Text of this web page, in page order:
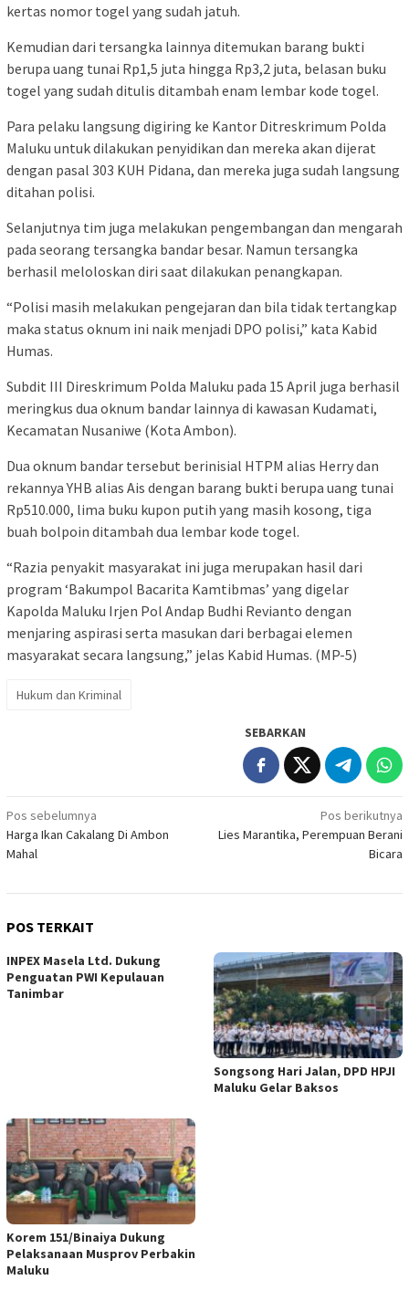
kertas nomor togel yang sudah jatuh.
Kemudian dari tersangka lainnya ditemukan barang bukti
berupa uang tunai Rp1,5 juta hingga Rp3,2 juta, belasan buku
togel yang sudah ditulis ditambah enam lembar kode togel.
Para pelaku langsung digiring ke Kantor Ditreskrimum Polda
Maluku untuk dilakukan penyidikan dan mereka akan dijerat
dengan pasal 303 KUH Pidana, dan mereka juga sudah langsung
ditahan polisi.
Selanjutnya tim juga melakukan pengembangan dan mengarah
pada seorang tersangka bandar besar. Namun tersangka
berhasil meloloskan diri saat dilakukan penangkapan.
“Polisi masih melakukan pengejaran dan bila tidak tertangkap
maka status oknum ini naik menjadi DPO polisi,” kata Kabid
Humas.
Subdit III Direskrimum Polda Maluku pada 15 April juga berhasil
meringkus dua oknum bandar lainnya di kawasan Kudamati,
Kecamatan Nusaniwe (Kota Ambon).
Dua oknum bandar tersebut berinisial HTPM alias Herry dan
rekannya YHB alias Ais dengan barang bukti berupa uang tunai
Rp510.000, lima buku kupon putih yang masih kosong, tiga
buah bolpoin ditambah dua lembar kode togel.
“Razia penyakit masyarakat ini juga merupakan hasil dari
program ‘Bakumpol Bacarita Kamtibmas’ yang digelar
Kapolda Maluku Irjen Pol Andap Budhi Revianto dengan
menjaring aspirasi serta masukan dari berbagai elemen
masyarakat secara langsung,” jelas Kabid Humas. (MP-5)
Hukum dan Kriminal
SEBARKAN
Navigasi
pos
Pos sebelumnya
Harga Ikan Cakalang Di Ambon
Mahal
Pos berikutnya
Lies Marantika, Perempuan Berani
Bicara
POS TERKAIT
INPEX Masela Ltd. Dukung
Penguatan PWI Kepulauan
Tanimbar
Songsong Hari Jalan, DPD HPJI
Maluku Gelar Baksos
Korem 151/Binaiya Dukung
Pelaksanaan Musprov Perbakin
Maluku